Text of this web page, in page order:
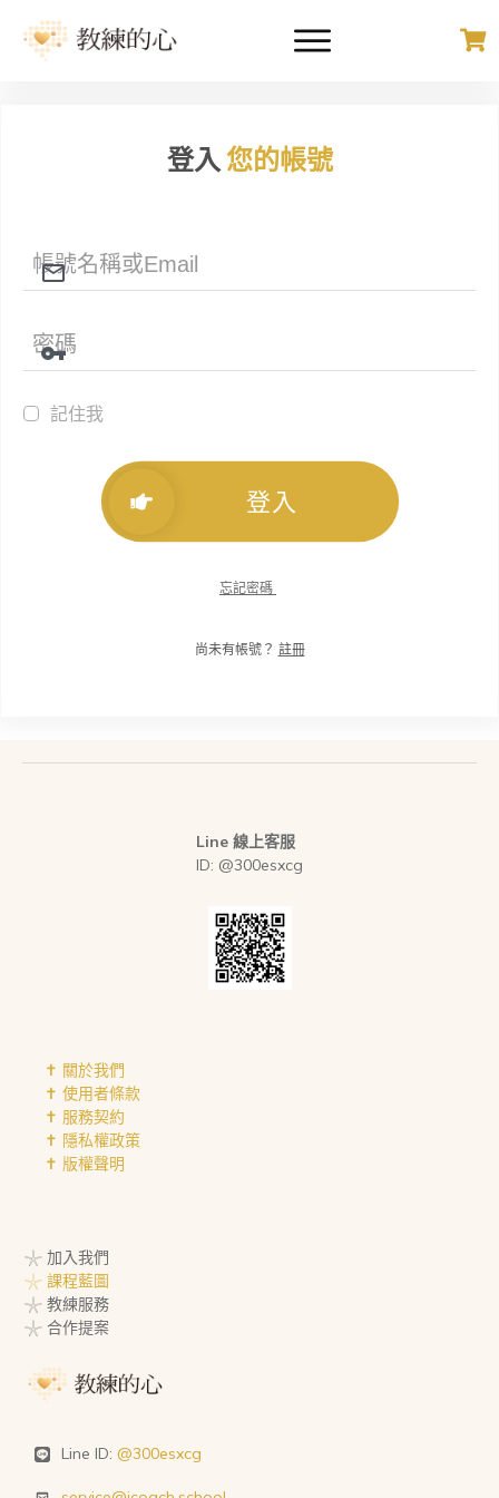
登入您的帳號
記住我
登入
忘記密碼
尚未有帳號？ 註冊
Line 線上客服
ID: @300esxcg
✝︎ 關於我們
✝︎ 使用者條款
✝︎ 服務契約
✝︎ 隱私權政策
✝︎ 版權聲明
𓇼 加入我們
𓇼 課程藍圖
𓇼 教練服務
𓇼 合作提案
Line ID: @300esxcg